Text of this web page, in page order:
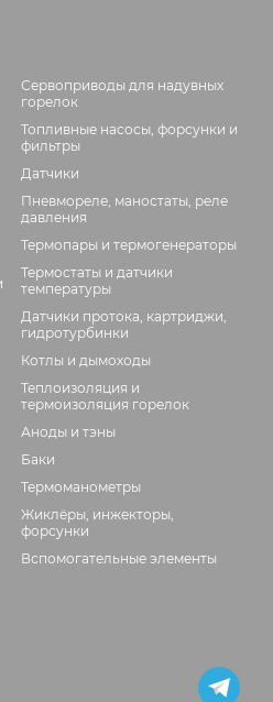
Сервоприводы для надувных
горелок
Топливные насосы, форсунки и
фильтры
Датчики
Пневмореле, маностаты, реле
давления
Термопары и термогенераторы
Термостаты и датчики
температуры
Датчики протока, картриджи,
гидротурбинки
Котлы и дымоходы
Теплоизоляция и
термоизоляция горелок
Аноды и тэны
Баки
Термоманометры
Жиклёры, инжекторы,
форсунки
Вспомогательные элементы